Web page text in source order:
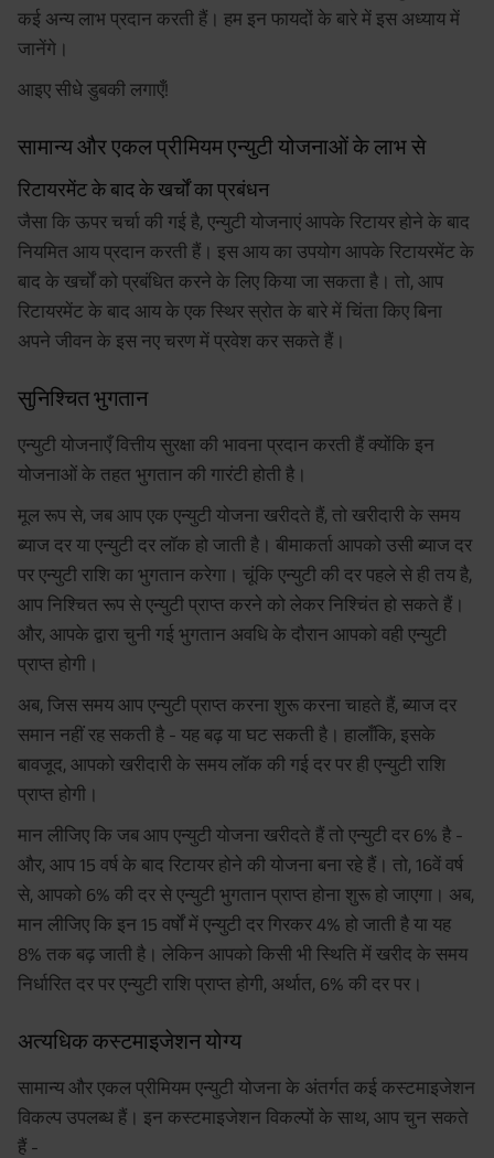
कई अन्य लाभ प्रदान करती हैं। हम इन फायदों के बारे में इस अध्याय में
जानेंगे।
आइए सीधे डुबकी लगाएँ!
सामान्य और एकल प्रीमियम एन्युटी योजनाओं के लाभ से
रिटायरमेंट के बाद के खर्चों का प्रबंधन
जैसा कि ऊपर चर्चा की गई है, एन्युटी योजनाएं आपके रिटायर होने के बाद
नियमित आय प्रदान करती हैं। इस आय का उपयोग आपके रिटायरमेंट के
बाद के खर्चों को प्रबंधित करने के लिए किया जा सकता है। तो, आप
रिटायरमेंट के बाद आय के एक स्थिर स्रोत के बारे में चिंता किए बिना
अपने जीवन के इस नए चरण में प्रवेश कर सकते हैं।
सुनिश्चित भुगतान
एन्युटी योजनाएँ वित्तीय सुरक्षा की भावना प्रदान करती हैं क्योंकि इन
योजनाओं के तहत भुगतान की गारंटी होती है।
मूल रूप से, जब आप एक एन्युटी योजना खरीदते हैं, तो खरीदारी के समय
ब्याज दर या एन्युटी दर लॉक हो जाती है। बीमाकर्ता आपको उसी ब्याज दर
पर एन्युटी राशि का भुगतान करेगा। चूंकि एन्युटी की दर पहले से ही तय है,
आप निश्चित रूप से एन्युटी प्राप्त करने को लेकर निश्चिंत हो सकते हैं।
और, आपके द्वारा चुनी गई भुगतान अवधि के दौरान आपको वही एन्युटी
प्राप्त होगी।
अब, जिस समय आप एन्युटी प्राप्त करना शुरू करना चाहते हैं, ब्याज दर
समान नहीं रह सकती है - यह बढ़ या घट सकती है। हालाँकि, इसके
बावजूद, आपको खरीदारी के समय लॉक की गई दर पर ही एन्युटी राशि
प्राप्त होगी।
मान लीजिए कि जब आप एन्युटी योजना खरीदते हैं तो एन्युटी दर 6% है -
और, आप 15 वर्ष के बाद रिटायर होने की योजना बना रहे हैं। तो, 16वें वर्ष
से, आपको 6% की दर से एन्युटी भुगतान प्राप्त होना शुरू हो जाएगा। अब,
मान लीजिए कि इन 15 वर्षों में एन्युटी दर गिरकर 4% हो जाती है या यह
8% तक बढ़ जाती है। लेकिन आपको किसी भी स्थिति में खरीद के समय
निर्धारित दर पर एन्युटी राशि प्राप्त होगी, अर्थात, 6% की दर पर।
अत्यधिक कस्टमाइजेशन योग्य
सामान्य और एकल प्रीमियम एन्युटी योजना के अंतर्गत कई कस्टमाइजेशन
विकल्प उपलब्ध हैं। इन कस्टमाइजेशन विकल्पों के साथ, आप चुन सकते
हैं -